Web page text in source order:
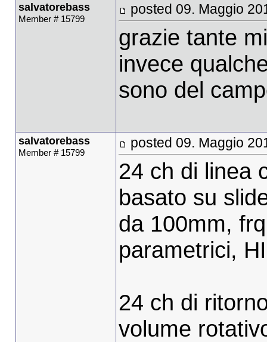
salvatorebass
Member # 15799
posted 09. Maggio
grazie tante
invece
sono del
salvatorebass
Member # 15799
posted 09. Maggio
24 ch di linea
basato su
da 100mm,
parametrici,
24 ch di
volume